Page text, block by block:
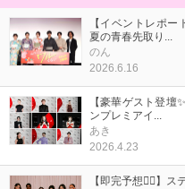
【イベントレポー
夏の青春先取り...
のん
2026.6.16
【豪華ゲスト登壇
ンプレミアイ...
あき
2026.4.23
【即完予想❤️‍🔥】